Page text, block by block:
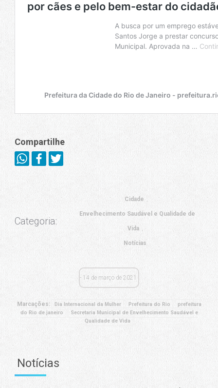
Compartilhe
Categoria:
Cidade
Envelhecimento Saudável e Qualidade de
Vida
Notícias
14 de março de 2021
Marcações: Dia Internacional da Mulher Prefeitura do Rio
prefeitura
do Rio de janeiro
Secretaria Municipal de Envelhecimento Saudável e
Qualidade de Vida
Notícias